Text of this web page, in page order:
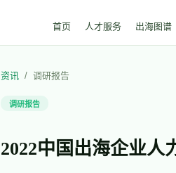
首页 人才服务 出海图谱
资讯 / 调研报告
调研报告
2022中国出海企业人